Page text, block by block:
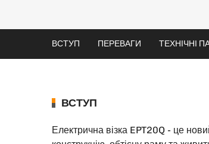
ВСТУП ПЕРЕВАГИ ТЕХНІЧНІ
ВСТУП
Електрична візка EPT20Q - це